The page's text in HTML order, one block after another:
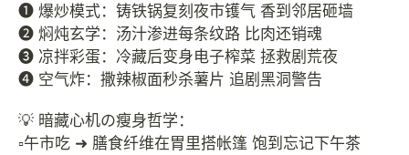
❶ 爆炒模式：铸铁锅复刻夜市镬气 香到邻居砸墙
❷ 焖炖玄学：汤汁渗进每条纹路 比肉还销魂
❸ 凉拌彩蛋：冷藏后变身电子榨菜 拯救剧荒夜
❹ 空气炸：撒辣椒面秒杀薯片 追剧黑洞警告
💡 暗藏心机の瘦身哲学：
▫️午市吃 ➜ 膳食纤维在胃里搭帐篷 饱到忘记下午茶